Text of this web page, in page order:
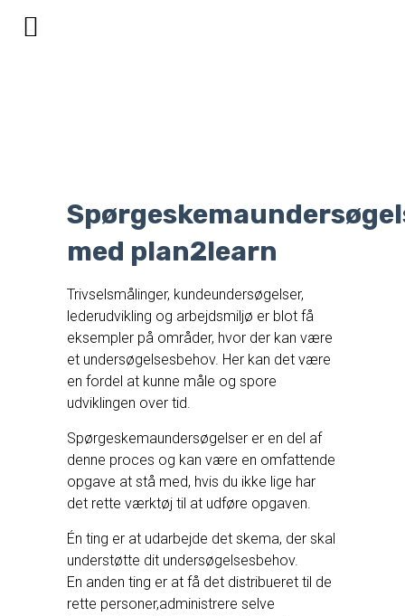
med plan2learn
Trivselsmålinger, kundeundersøgelser,
lederudvikling og arbejdsmiljø er blot få
eksempler på områder, hvor der kan være
et undersøgelsesbehov. Her kan det være
en fordel at kunne måle og spore
udviklingen over tid.
Spørgeskemaundersøgelser er en del af
denne proces og kan være en omfattende
opgave at stå med, hvis du ikke lige har
det rette værktøj til at udføre opgaven.
Én ting er at udarbejde det skema, der skal
understøtte dit undersøgelsesbehov.
En anden ting er at få det distribueret til de
rette personer,administrere selve